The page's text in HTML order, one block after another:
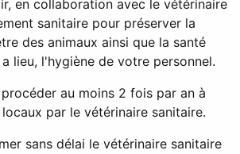
en collaboration avec le vétérinaire
sanitaire pour préserver la
des animaux ainsi que la santé
lieu, l'hygiène de votre personnel.
au moins 2 fois par an à
par le vétérinaire sanitaire.
sans délai le vétérinaire sanitaire